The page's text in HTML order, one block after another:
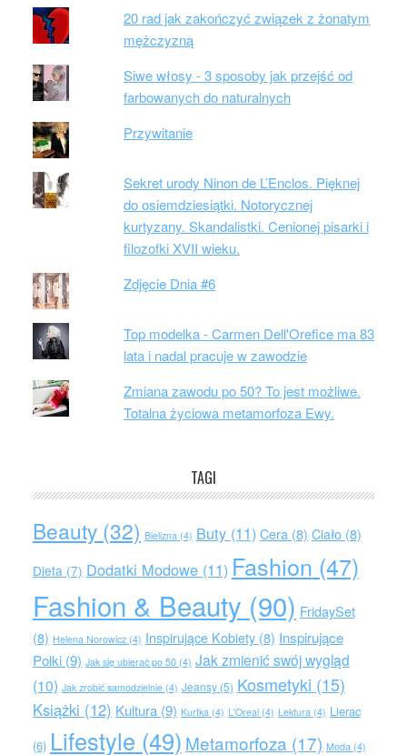
20 rad jak zakończyć związek z żonatym
mężczyzną
Siwe włosy - 3 sposoby jak przejść od
farbowanych do naturalnych
Przywitanie
Sekret urody Ninon de L’Enclos. Pięknej
do osiemdziesiątki. Notorycznej
kurtyzany. Skandalistki. Cenionej pisarki i
filozofki XVII wieku.
Zdjęcie Dnia #6
Top modelka - Carmen Dell'Orefice ma 83
lata i nadal pracuje w zawodzie
Zmiana zawodu po 50? To jest możliwe.
Totalna życiowa metamorfoza Ewy.
TAGI
Beauty(32) Bielizna(4) Buty(11) Cera(8) Ciało(8)
Dieta(7) Dodatki Modowe(11) Fashion (47)
Fashion & Beauty (90) FridaySet
(8) Helena Norowicz(4) Inspirujące Kobiety(8) Inspirujące
Polki(9) Jak się ubierać po 50(4) Jak zmienić swój wygląd
(10) Jak zrobić samodzielnie(4) Jeansy(5) Kosmetyki (15)
Książki (12) Kultura(9) Kurtka(4) L'Oreal(4) Lektura(4) Lierac
(6) Lifestyle (49) Metamorfoza (17) Moda(4)